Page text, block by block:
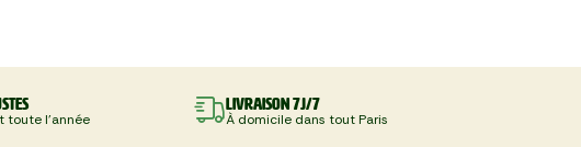
toute l'année
Livraison 7J/7
À domicile dans tout Paris